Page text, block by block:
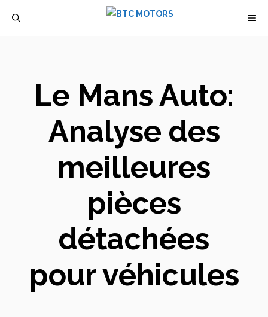
Le Mans Auto:
Analyse des
meilleures
pièces
détachées
pour véhicules